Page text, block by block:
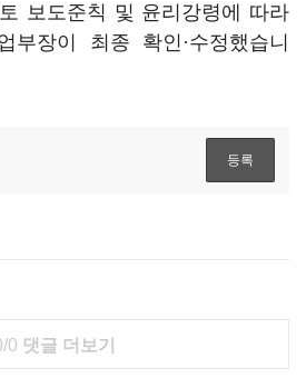
보도준칙 및 윤리강령에 따라
부장이 최종 확인·수정했습니
0 댓글 더보기